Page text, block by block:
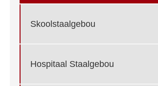
Skoolstaalgebou
Hospitaal Staalgebou